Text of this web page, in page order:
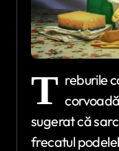
T reburile
sugerat că
frecatul